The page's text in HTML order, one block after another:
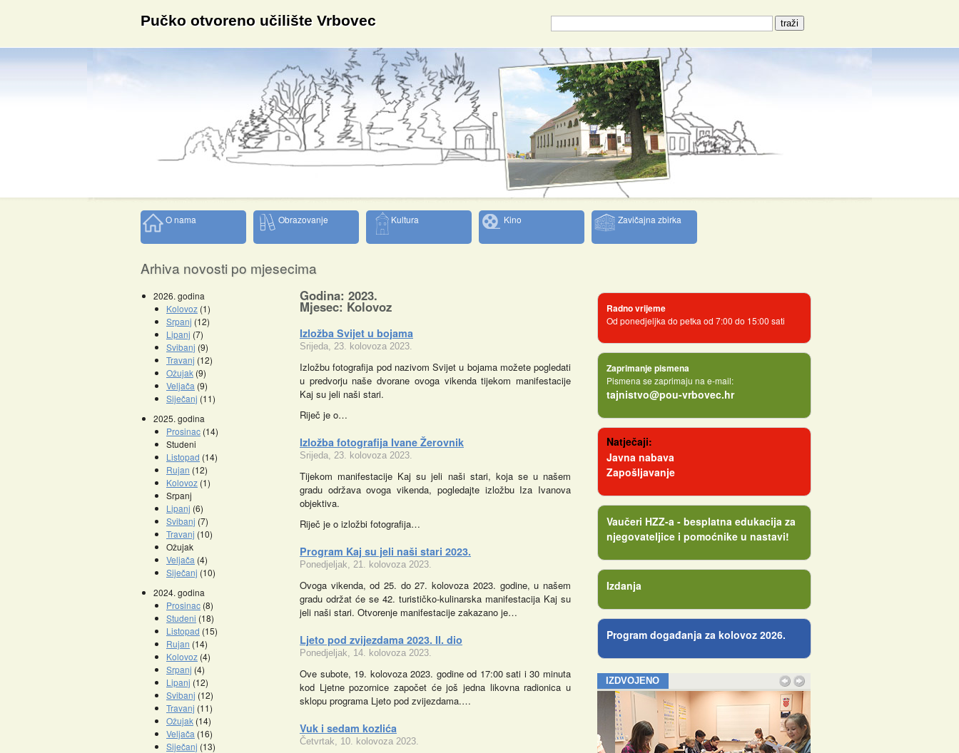
Pučko otvoreno učilište Vrbovec
O nama Obrazovanje Kultura Kino Zavičajna zbirka
Arhiva novosti po mjesecima
2026. godina
Kolovoz (1)
Srpanj (12)
Lipanj (7)
Svibanj (9)
Travanj (12)
Ožujak (9)
Veljača (9)
Siječanj (11)
2025. godina
Prosinac (14)
Studeni
Listopad (14)
Rujan (12)
Kolovoz (1)
Srpanj
Lipanj (6)
Svibanj (7)
Travanj (10)
Ožujak
Veljača (4)
Siječanj (10)
2024. godina
Prosinac (8)
Studeni (18)
Listopad (15)
Rujan (14)
Kolovoz (4)
Srpanj (4)
Lipanj (12)
Svibanj (12)
Travanj (11)
Ožujak (14)
Veljača (16)
Siječanj (13)
Godina: 2023.
Mjesec: Kolovoz
Izložba Svijet u bojama
Srijeda, 23. kolovoza 2023.
Izložbu fotografija pod nazivom Svijet u bojama možete pogledati
u predvorju naše dvorane ovoga vikenda tijekom manifestacije
Kaj su jeli naši stari.
Riječ je o…
Izložba fotografija Ivane Žerovnik
Srijeda, 23. kolovoza 2023.
Tijekom manifestacije Kaj su jeli naši stari, koja se u našem
gradu održava ovoga vikenda, pogledajte izložbu Iza Ivanova
objektiva.
Riječ je o izložbi fotografija…
Program Kaj su jeli naši stari 2023.
Ponedjeljak, 21. kolovoza 2023.
Ovoga vikenda, od 25. do 27. kolovoza 2023. godine, u našem
gradu održat će se 42. turističko-kulinarska manifestacija Kaj su
jeli naši stari. Otvorenje manifestacije zakazano je…
Ljeto pod zvijezdama 2023. II. dio
Ponedjeljak, 14. kolovoza 2023.
Ove subote, 19. kolovoza 2023. godine od 17:00 sati i 30 minuta
kod Ljetne pozornice započet će još jedna likovna radionica u
sklopu programa Ljeto pod zvijezdama.…
Vuk i sedam kozlića
Četvrtak, 10. kolovoza 2023.
Radno vrijeme
Od ponedjeljka do petka od 7:00 do 15:00 sati
Zaprimanje pismena
Pismena se zaprimaju na e-mail:
tajnistvo@pou-vrbovec.hr
Natječaji:
Javna nabava
Zapošljavanje
Vaučeri HZZ-a - besplatna edukacija za
njegovateljice i pomoćnike u nastavi!
Izdanja
Program događanja za kolovoz 2026.
IZDVOJENO